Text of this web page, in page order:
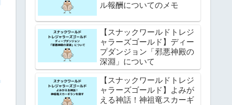
ル報酬についてのメモ
【スナックワールドトレジ
ャラーズゴールド】ディー
プダンジョン「邪悪神殿の
深淵」について
【スナックワールドトレジ
ャラーズゴールド】よみが
える神話！神祖竜スカーギ